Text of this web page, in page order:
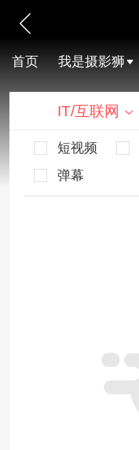
首页 我是摄影狮
IT/互联网
短视频
弹幕